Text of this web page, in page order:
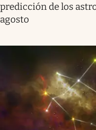
predicción de los
agosto